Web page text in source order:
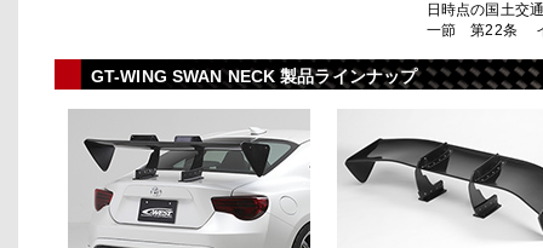
日時点の国土交
一節 第22条 イ
GT-WING SWAN NECK 製品ラインナップ